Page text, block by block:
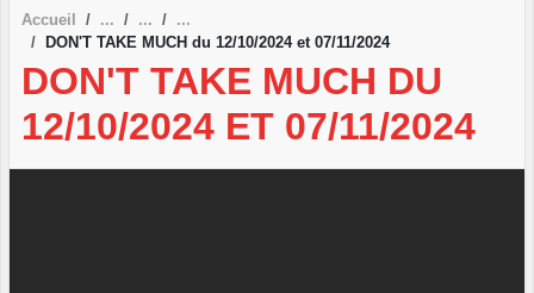
Accueil
DON'T TAKE MUCH du 12/10/2024 et 07/11/2024
DON'T TAKE MUCH DU
12/10/2024 ET 07/11/2024